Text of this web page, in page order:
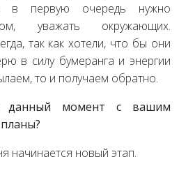
в первую очередь нужно
уважать окружающих.
так как хотели, что бы они
в силу бумеранга и энергии
то и получаем обратно.
данный момент с вашим
начинается новый этап.